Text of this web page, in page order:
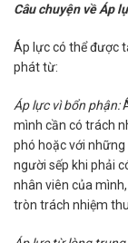
Câu chuyện về Áp
Áp lực có thể được
phát từ:
Áp lực vì bổn phận:
mình cần có trách
phó hoặc với
người sếp khi phải
nhân viên của
tròn trách nhiệm